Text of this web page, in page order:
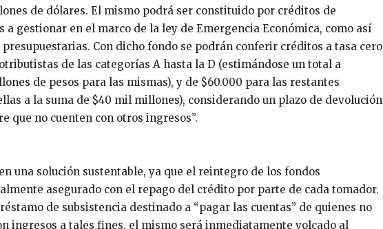
de dólares. El mismo podrá ser constituido por créditos de
gestionar en el marco de la ley de Emergencia Económica, como así
Con dicho fondo se podrán conferir créditos a tasa cero
de las categorías A hasta la D (estimándose un total a
de pesos para las mismas), y de $60.000 para las restantes
a la suma de $40 mil millones), considerando un plazo de devolución
que no cuenten con otros ingresos”.
una solución sustentable, ya que el reintegro de los fondos
asegurado con el repago del crédito por parte de cada tomador.
de subsistencia destinado a “pagar las cuentas” de quienes no
ingresos a tales fines, el mismo será inmediatamente volcado al